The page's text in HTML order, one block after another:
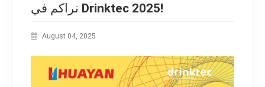
نراكم في Drinktec 2025!
August 04, 2025